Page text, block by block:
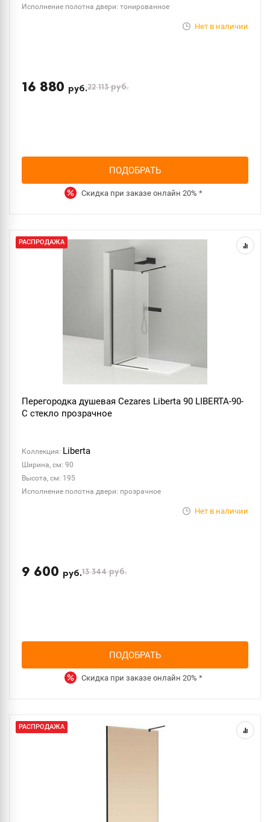
Исполнение полотна двери: тонированное
Нет в наличии
16 880 руб.22 113руб.
ПОДОБРАТЬ
Скидка при заказе онлайн 20% *
РАСПРОДАЖА
Перегородка душевая Cezares Liberta 90 LIBERTA-90-
C стекло прозрачное
Коллекция: Liberta
Ширина, см: 90
Высота, см: 195
Исполнение полотна двери: прозрачное
Нет в наличии
9 600 руб.13 344руб.
ПОДОБРАТЬ
Скидка при заказе онлайн 20% *
РАСПРОДАЖА